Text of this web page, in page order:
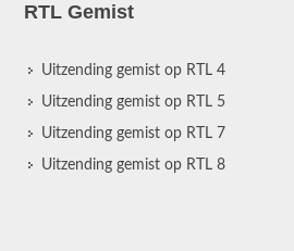
RTL Gemist
Uitzending gemist op RTL 4
Uitzending gemist op RTL 5
Uitzending gemist op RTL 7
Uitzending gemist op RTL 8